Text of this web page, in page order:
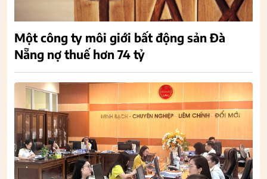
Một công ty môi giới bất động sản Đà
Nẵng nợ thuế hơn 74 tỷ